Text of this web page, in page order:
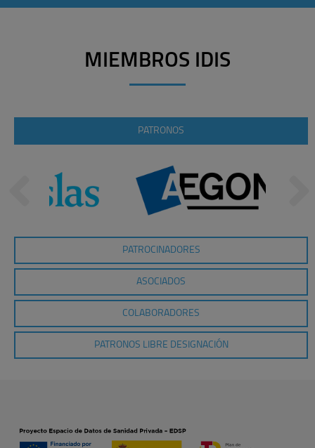
MIEMBROS IDIS
PATRONOS
PATROCINADORES
ASOCIADOS
COLABORADORES
PATRONOS LIBRE DESIGNACIÓN